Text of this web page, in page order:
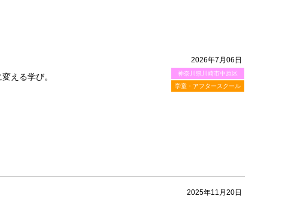
2026年7月06日
神奈川県川崎市中原区
学童・アフタースクール
える学び。
2025年11月20日